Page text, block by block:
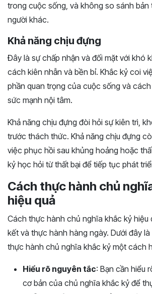
trong cuộc sống, và không so sánh bản
người khác.
Khả năng chịu đựng
Đây là sự chấp nhận và đối mặt với khó
cách kiên nhẫn và bền bỉ. Khắc kỷ coi
phần quan trọng của cuộc sống và
sức mạnh nội tâm.
Khả năng chịu đựng đòi hỏi sự kiên trì,
trước thách thức. Khả năng chịu đựng
việc phục hồi sau khủng hoảng hoặc
kỷ học hỏi từ thất bại để tiếp tục phát
Cách thực hành chủ
hiệu quả
Cách thực hành chủ nghĩa khắc kỷ hiệu
kết và thực hành hàng ngày. Dưới đây
thực hành chủ nghĩa khắc kỷ một cách
Hiểu rõ nguyên tắc: Bạn cần hiểu
cơ bản của chủ nghĩa khắc kỷ để